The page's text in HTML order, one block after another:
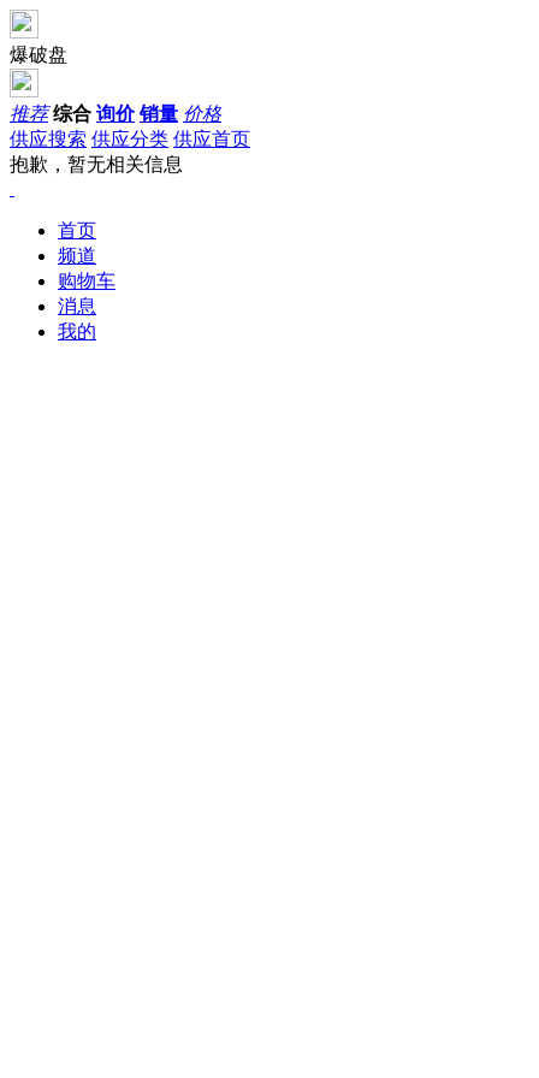
爆破盘
推荐 综合 询价 销量 价格
供应搜索 供应分类 供应首页
抱歉，暂无相关信息
首页
频道
购物车
消息
我的